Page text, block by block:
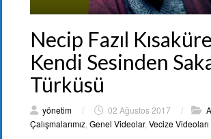
Necip Fazıl
Kendi Sesinden
Türküsü
yönetim / 02 Ağustos 2017 /
Çalışmalarımız Genel Videolar, Vecize Videoları